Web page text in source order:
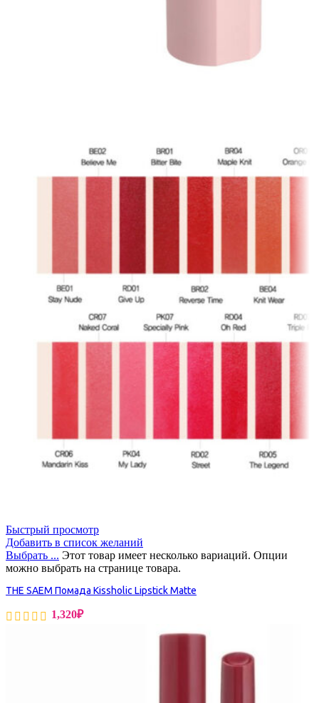
Быстрый просмотр
Добавить в список желаний
Выбрать ... Этот товар имеет несколько вариаций. Опции
можно выбрать на странице товара.
THE SAEM Помада Kissholic Lipstick Matte
1,320₽